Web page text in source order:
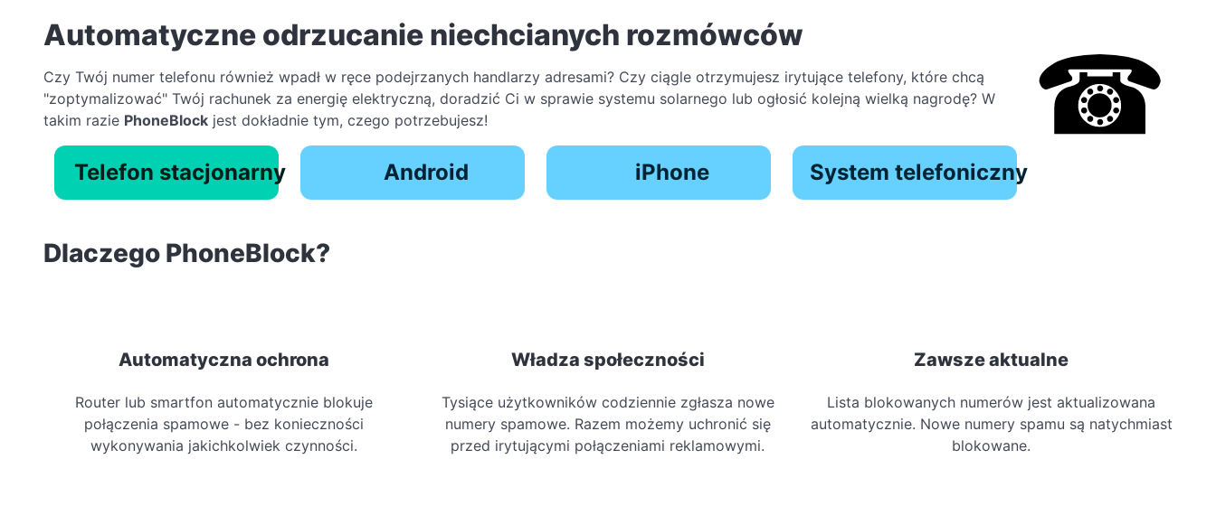
Automatyczne odrzucanie niechcianych rozmówców
Czy Twój numer telefonu również wpadł w ręce podejrzanych handlarzy adresami? Czy ciągle otrzymujesz irytujące telefony, które chcą
"zoptymalizować" Twój rachunek za energię elektryczną, doradzić Ci w sprawie systemu solarnego lub ogłosić kolejną wielką nagrodę? W
takim razie PhoneBlock jest dokładnie tym, czego potrzebujesz!
Telefon stacjonarny Android iPhone System telefoniczny
Dlaczego PhoneBlock?
Automatyczna ochrona
Router lub smartfon automatycznie blokuje
połączenia spamowe - bez konieczności
wykonywania jakichkolwiek czynności.
Władza społeczności
Tysiące użytkowników codziennie zgłasza nowe
numery spamowe. Razem możemy uchronić się
przed irytującymi połączeniami reklamowymi.
Zawsze aktualne
Lista blokowanych numerów jest aktualizowana
automatycznie. Nowe numery spamu są natychmiast
blokowane.